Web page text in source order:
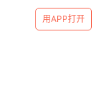
用APP打开